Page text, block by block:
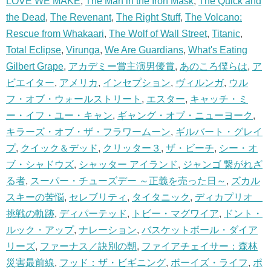
the Dead, The Revenant, The Right Stuff, The Volcano:
Rescue from Whakaari, The Wolf of Wall Street, Titanic,
Total Eclipse, Virunga, We Are Guardians, What's Eating
Gilbert Grape, アカデミー賞主演男優賞, あのころ僕らは, ア
ビエイター, アメリカ, インセプション, ヴィルンガ, ウル
フ・オブ・ウォールストリート , エスター, キャッチ・ミ
ー・イフ・ユー・キャン, ギャング・オブ・ニューヨーク ,
キラーズ・オブ・ザ・フラワームーン, ギルバート・グレイ
プ, クイック＆デッド, クリッター３ , ザ・ビーチ, シー・オ
ブ・シャドウズ, シャッター アイランド, ジャンゴ 繋がれざ
る者, スーパー・チューズデー ～正義を売った日～ , ズカル
スキーの苦悩, セレブリティ , タイタニック , ディカプリオ
挑戦の軌跡, ディパーテッド, トビー・マグワイア, ドント・
ルック・アップ, ナレーション, バスケットボール・ダイア
リーズ, ファーナス／訣別の朝, ファイアチェイサー：森林
災害最前線, フッド：ザ・ビギニング, ボーイズ・ライフ, ポ